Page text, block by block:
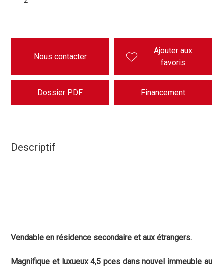
Nous contacter
Ajouter aux
favoris
Dossier PDF Financement
Descriptif
Vendable en résidence secondaire et aux étrangers.
Magnifique et luxueux 4,5 pces dans nouvel immeuble au